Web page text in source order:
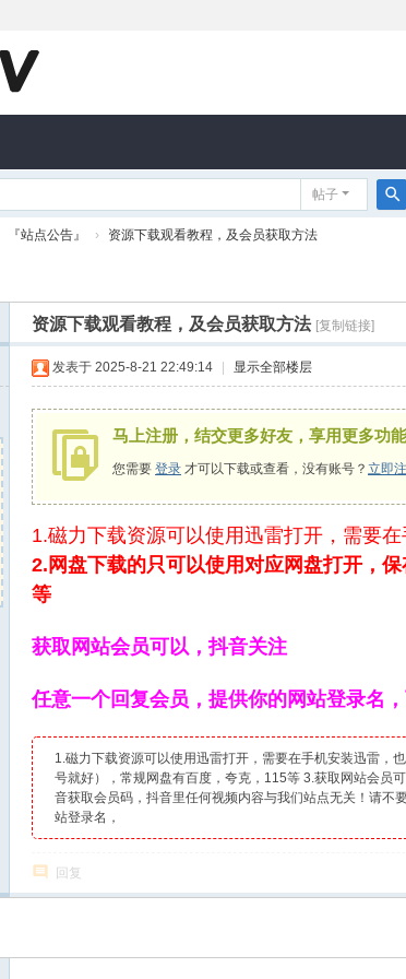
帖子
『站点公告』 › 资源下载观看教程，及会员获取方法
资源下载观看教程，及会员获取方法 [复制链接]
发表于 2025-8-21 22:49:14 显示全部楼层
马上注册，结交更多好友，享用更多功
您需要 登录 才可以下载或查看，没有账号？ 立即
1.磁力下载资源可以使用迅雷打开，需要
2.网盘下载的只可以使用对应网盘打开，
等
获取网站会员可以，抖音关注
任意一个回复会员，提供你的网站登录名
1.磁力下载资源可以使用迅雷打开，需要在手机安装迅雷，
号就好），常规网盘有百度，夸克，115等 3.获取网站会员
音获取会员码，抖音里任何视频内容与我们站点无关！请不
站登录名，
回复